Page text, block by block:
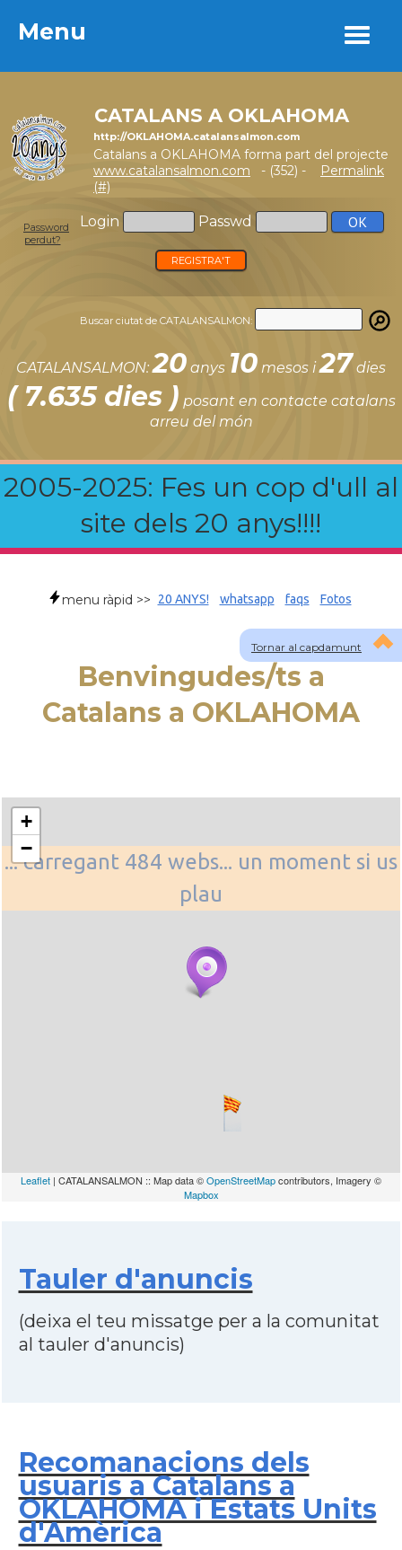
Menu
CATALANS A OKLAHOMA
http://OKLAHOMA.catalansalmon.com
Catalans a OKLAHOMA forma part del projecte
www.catalansalmon.com - (352) -
Permalink
(#)
Login Passwd
Password
perdut?
REGISTRA'T
Buscar ciutat de CATALANSALMON:
CATALANSALMON:20 anys 10 mesos i27 dies
( 7.635 dies ) posant en contacte catalans
arreu del món
2005-2025: Fes un cop d'ull al
site dels 20 anys!!!!
Menu
Tornar al capdamunt
menu ràpid >> 20 ANYS! whatsapp faqs Fotos
Benvingudes/ts a
Catalans a OKLAHOMA
... carregant 484 webs... un moment si us
plau
+
−
Leaflet | CATALANSALMON :: Map data ©OpenStreetMapcontributors, Imagery ©
Mapbox
Tauler d'anuncis
(deixa el teu missatge per a la comunitat
al tauler d'anuncis)
Recomanacions dels
usuaris a Catalans a
OKLAHOMA i Estats Units
d'Amèrica